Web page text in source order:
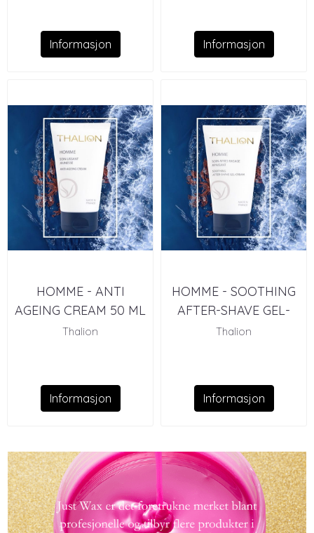
Informasjon Informasjon
HOMME - ANTI
AGEING CREAM 50 ML
Thalion
Informasjon
HOMME - SOOTHING
AFTER-SHAVE GEL-
CREAM 50 ML
Thalion
Informasjon